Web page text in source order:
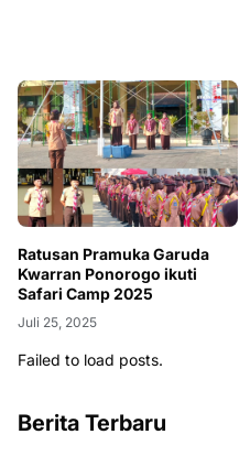
Ratusan Pramuka Garuda
Kwarran Ponorogo ikuti
Safari Camp 2025
Juli 25, 2025
Failed to load posts.
Berita Terbaru